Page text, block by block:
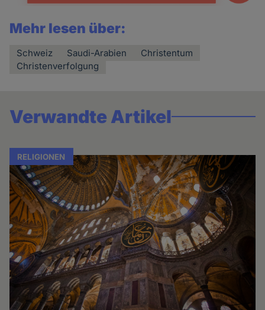
Mehr lesen über:
Schweiz Saudi-Arabien
Christentum
Christenverfolgung
Verwandte Artikel
RELIGIONEN